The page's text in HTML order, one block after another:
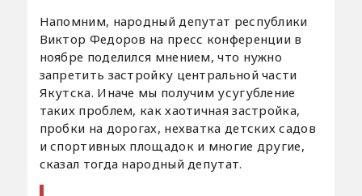
Напомним, народный депутат республики
Виктор Федоров на пресс конференции в
ноябре поделился мнением, что нужно
запретить застройку центральной части
Якутска. Иначе мы получим усугубление
таких проблем, как хаотичная застройка,
пробки на дорогах, нехватка детских садов
и спортивных площадок и многие другие,
сказал тогда народный депутат.